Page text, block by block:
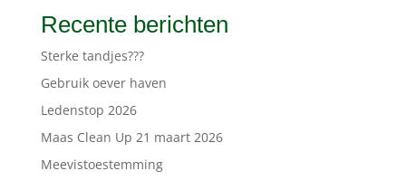
Recente berichten
Sterke tandjes???
Gebruik oever haven
Ledenstop 2026
Maas Clean Up 21 maart 2026
Meevistoestemming